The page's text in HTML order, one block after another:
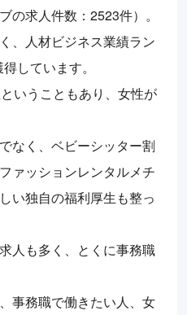
の求人件数：2523件）。
、人材ビジネス業績ラン
しています。
いうこともあり、女性が
なく、ベビーシッター割
ァッションレンタルメチ
い独自の福利厚生も整っ
人も多く、とくに事務職
事務職で働きたい人、女